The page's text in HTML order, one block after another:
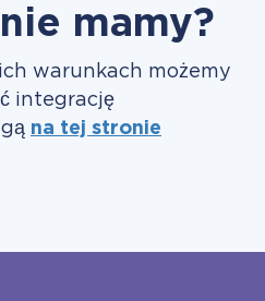
mamy?
warunkach możemy
integrację
na tej stronie